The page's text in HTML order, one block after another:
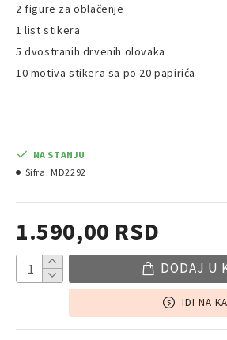
2 figure za oblačenje
1 list stikera
5 dvostranih drvenih olovaka
10 motiva stikera sa po 20 papirića
1.590,00 RSD
NA STANJU
Šifra: MD2292
DODAJ U
IDI NA